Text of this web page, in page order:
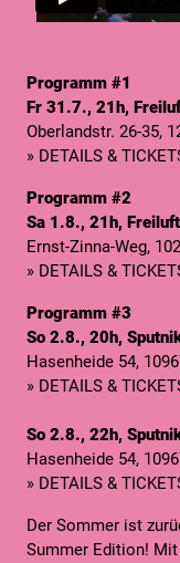
Programm #1
Fr 31.7., 21h,
Oberlandstr. 26-35,
» DETAILS &
Programm #2
Sa 1.8., 21h,
Ernst-Zinna-Weg,
» DETAILS &
Programm #3
So 2.8., 20h,
Hasenheide 54,
» DETAILS &
So 2.8., 22h,
Hasenheide 54,
» DETAILS &
Der Sommer ist
Summer Edition!